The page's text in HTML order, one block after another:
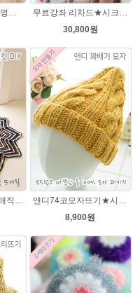
러브홀릭 시크릿울 멍석뜨기 목도리 뜨개질패키지
무료강좌 리차드★시크릿울 꽈배기 목도리뜨기DIY 뜨개질
30,800원
지니스타 블랭킷★매직그라데이션 뜨개실 코바늘뜨기블랭킷 이지프린트뜨개실 뜨개질
앤디74코모자뜨기★시크릿울3~4세용 모자뜨개질
8,900원